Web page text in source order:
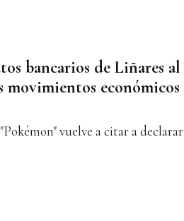
bancarios de Liñares al
movimientos económicos
vuelve a citar a declarar